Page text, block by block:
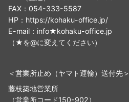
FAX：054-333-5587
HP：https://kohaku-office.jp/
E-mail：info★kohaku-office.jp
（★を@に変えてください）
＜営業所止め（ヤマト運輸）送付先＞
藤枝築地営業所
（営業所コード150-902）